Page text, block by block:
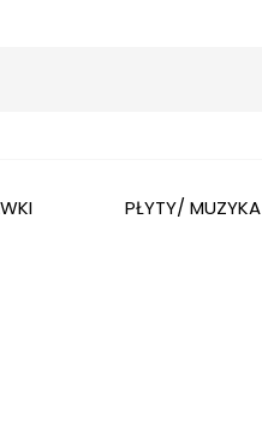
PŁYTY/ MUZYKA